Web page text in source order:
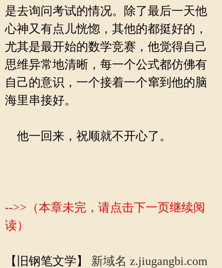
是去询问考试的情况。除了最后一天他
心神又有点儿恍惚，其他的都挺好的，
尤其是最开始的数学竞赛，他觉得自己
思维异常地清晰，每一个公式都仿佛有
自己的意识，一个接着一个窜到他的脑
海里串接好。
他一回来，祝顺就不开心了。
-->>（本章未完，请点击下一页继续阅
读）
【旧钢笔文学】
新域名 z.jiugangbi.com